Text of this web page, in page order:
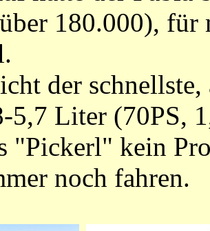
180.000), für
der
5,7 Liter (70PS,
"Pickerl" kein
noch fahren.